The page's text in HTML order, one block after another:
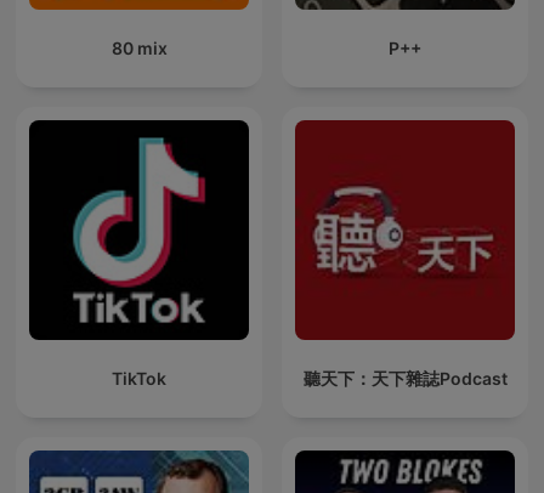
80 mix P++
TikTok 聽天下：天下雜誌Podcast